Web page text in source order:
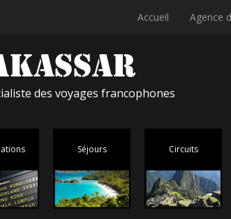
Accueil Agence
des voyages francophones
Séjours Circuits